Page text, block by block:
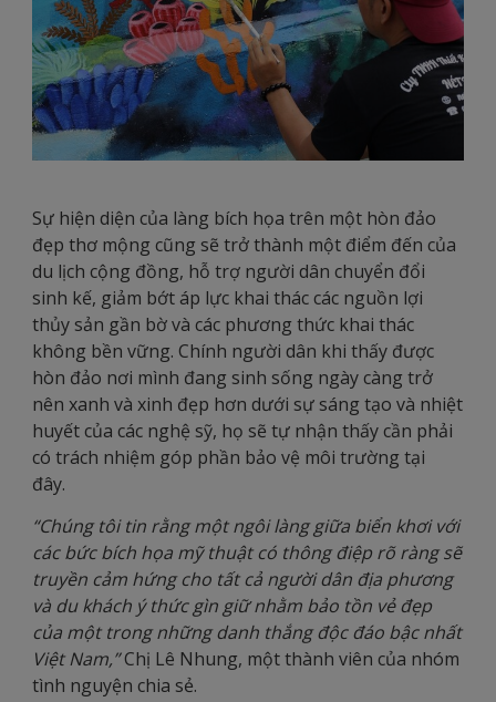
Sự hiện diện của làng bích họa trên một hòn đảo
đẹp thơ mộng cũng sẽ trở thành một điểm đến của
du lịch cộng đồng, hỗ trợ người dân chuyển đổi
sinh kế, giảm bớt áp lực khai thác các nguồn lợi
thủy sản gần bờ và các phương thức khai thác
không bền vững. Chính người dân khi thấy được
hòn đảo nơi mình đang sinh sống ngày càng trở
nên xanh và xinh đẹp hơn dưới sự sáng tạo và nhiệt
huyết của các nghệ sỹ, họ sẽ tự nhận thấy cần phải
có trách nhiệm góp phần bảo vệ môi trường tại
đây.
“Chúng tôi tin rằng một ngôi làng giữa biển khơi với
các bức bích họa mỹ thuật có thông điệp rõ ràng sẽ
truyền cảm hứng cho tất cả người dân địa phương
và du khách ý thức gìn giữ nhằm bảo tồn vẻ đẹp
của một trong những danh thắng độc đáo bậc nhất
Việt Nam,”Chị Lê Nhung, một thành viên của nhóm
tình nguyện chia sẻ.